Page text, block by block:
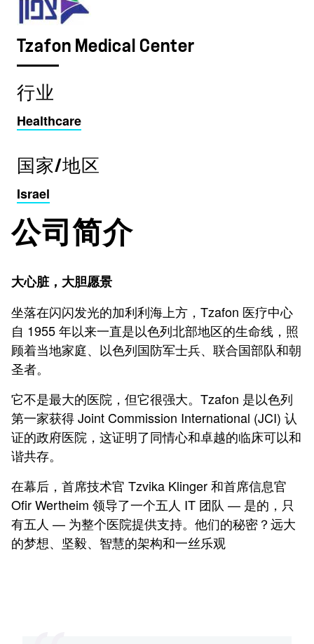
Tzafon Medical Center
行业
Healthcare
国家/地区
Israel
公司简介
大心脏，大胆愿景
坐落在闪闪发光的加利利海上方，Tzafon 医疗中心
自 1955 年以来一直是以色列北部地区的生命线，照
顾着当地家庭、以色列国防军士兵、联合国部队和朝
圣者。
它不是最大的医院，但它很强大。Tzafon 是以色列
第一家获得 Joint Commission International (JCI) 认
证的政府医院，这证明了同情心和卓越的临床可以和
谐共存。
在幕后，首席技术官 Tzvika Klinger 和首席信息官
Ofir Wertheim 领导了一个五人 IT 团队 — 是的，只
有五人 — 为整个医院提供支持。他们的秘密？远大
的梦想、坚毅、智慧的架构和一丝乐观